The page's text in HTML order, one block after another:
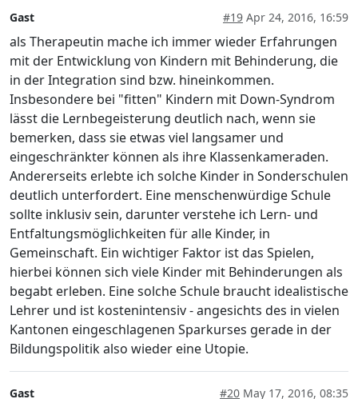
Gast #19 Apr 24, 2016, 16:59
als Therapeutin mache ich immer wieder Erfahrungen
mit der Entwicklung von Kindern mit Behinderung, die
in der Integration sind bzw. hineinkommen.
Insbesondere bei "fitten" Kindern mit Down-Syndrom
lässt die Lernbegeisterung deutlich nach, wenn sie
bemerken, dass sie etwas viel langsamer und
eingeschränkter können als ihre Klassenkameraden.
Andererseits erlebte ich solche Kinder in Sonderschulen
deutlich unterfordert. Eine menschenwürdige Schule
sollte inklusiv sein, darunter verstehe ich Lern- und
Entfaltungsmöglichkeiten für alle Kinder, in
Gemeinschaft. Ein wichtiger Faktor ist das Spielen,
hierbei können sich viele Kinder mit Behinderungen als
begabt erleben. Eine solche Schule braucht idealistische
Lehrer und ist kostenintensiv - angesichts des in vielen
Kantonen eingeschlagenen Sparkurses gerade in der
Bildungspolitik also wieder eine Utopie.
Gast #20 May 17, 2016, 08:35